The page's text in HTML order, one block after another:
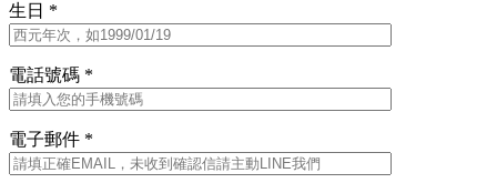
生日 *
電話號碼 *
電子郵件 *